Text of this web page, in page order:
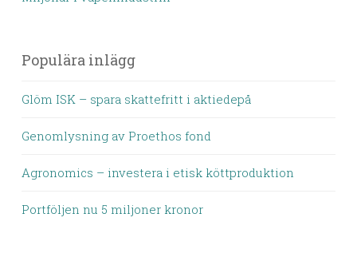
Populära inlägg
Glöm ISK – spara skattefritt i aktiedepå
Genomlysning av Proethos fond
Agronomics – investera i etisk köttproduktion
Portföljen nu 5 miljoner kronor